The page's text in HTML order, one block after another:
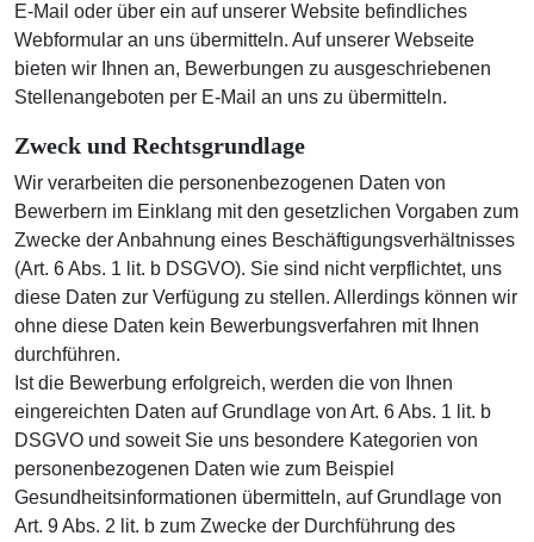
E-Mail oder über ein auf unserer Website befindliches
Webformular an uns übermitteln. Auf unserer Webseite
bieten wir Ihnen an, Bewerbungen zu ausgeschriebenen
Stellenangeboten per E-Mail an uns zu übermitteln.
Zweck und Rechtsgrundlage
Wir verarbeiten die personenbezogenen Daten von
Bewerbern im Einklang mit den gesetzlichen Vorgaben zum
Zwecke der Anbahnung eines Beschäftigungsverhältnisses
(Art. 6 Abs. 1 lit. b DSGVO). Sie sind nicht verpflichtet, uns
diese Daten zur Verfügung zu stellen. Allerdings können wir
ohne diese Daten kein Bewerbungsverfahren mit Ihnen
durchführen.
Ist die Bewerbung erfolgreich, werden die von Ihnen
eingereichten Daten auf Grundlage von Art. 6 Abs. 1 lit. b
DSGVO und soweit Sie uns besondere Kategorien von
personenbezogenen Daten wie zum Beispiel
Gesundheitsinformationen übermitteln, auf Grundlage von
Art. 9 Abs. 2 lit. b zum Zwecke der Durchführung des